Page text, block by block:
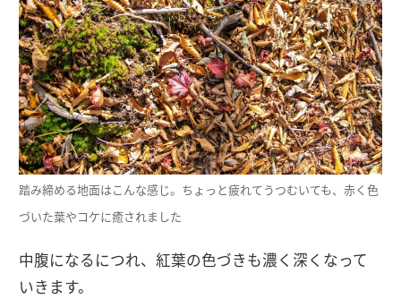
踏み締める地面はこんな感じ。ちょっと疲れてうつむいても、赤く色
づいた葉やコケに癒されました
中腹になるにつれ、紅葉の色づきも濃く深くなって
いきます。